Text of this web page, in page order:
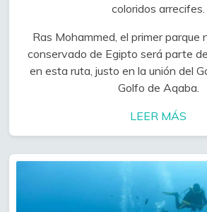
coloridos arrecifes.
Ras Mohammed, el primer parque
conservado de Egipto será parte
en esta ruta, justo en la unión del
Golfo de Aqaba.
LEER MÁS